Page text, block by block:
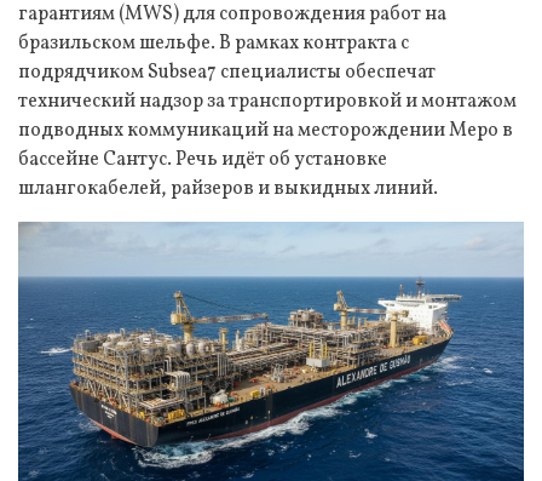
гарантиям (MWS) для сопровождения работ на
бразильском шельфе. В рамках контракта с
подрядчиком Subsea7 специалисты обеспечат
технический надзор за транспортировкой и монтажом
подводных коммуникаций на месторождении Меро в
бассейне Сантус. Речь идёт об установке
шлангокабелей, райзеров и выкидных линий.